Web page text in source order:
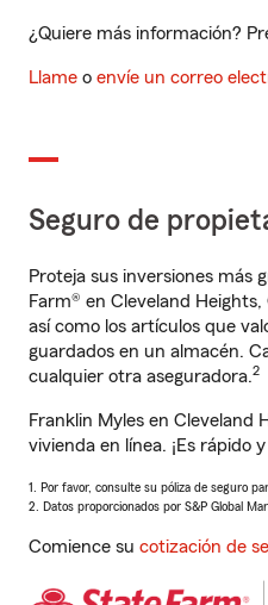
¿Quiere más información?
Llame o envíe un correo
Seguro de
Proteja sus inversiones más
Farm® en Cleveland
así como los artículos que
guardados en un almacén.
cualquier otra aseguradora.2
Franklin Myles en Cleveland
vivienda en línea. ¡Es rápido
1. Por favor, consulte su póliza de seguro
2. Datos proporcionados por S&P Global
Comience su cotización de